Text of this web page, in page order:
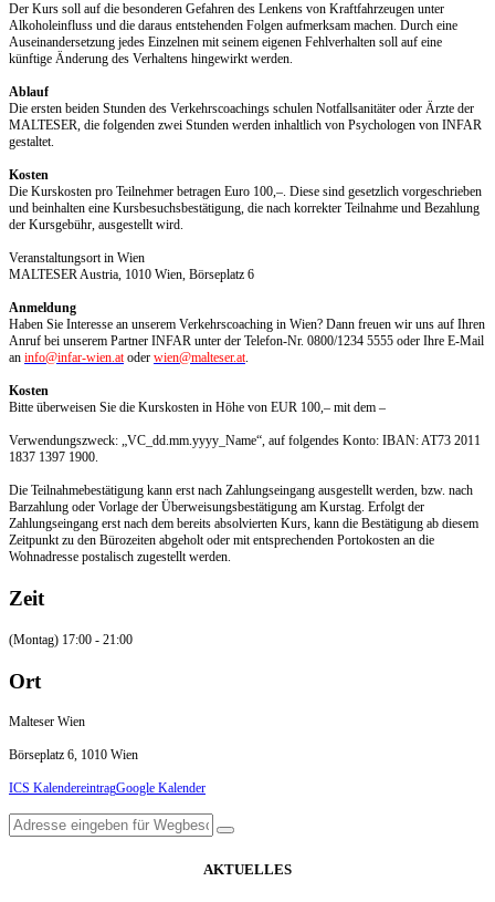
Der Kurs soll auf die besonderen Gefahren des Lenkens von Kraftfahrzeugen unter
Alkoholeinfluss und die daraus entstehenden Folgen aufmerksam machen. Durch eine
Auseinandersetzung jedes Einzelnen mit seinem eigenen Fehlverhalten soll auf eine
künftige Änderung des Verhaltens hingewirkt werden.
Ablauf
Die ersten beiden Stunden des Verkehrscoachings schulen Notfallsanitäter oder Ärzte der
MALTESER, die folgenden zwei Stunden werden inhaltlich von Psychologen von INFAR
gestaltet.
Kosten
Die Kurskosten pro Teilnehmer betragen Euro 100,–. Diese sind gesetzlich vorgeschrieben
und beinhalten eine Kursbesuchsbestätigung, die nach korrekter Teilnahme und Bezahlung
der Kursgebühr, ausgestellt wird.
Veranstaltungsort in Wien
MALTESER Austria, 1010 Wien, Börseplatz 6
Anmeldung
Haben Sie Interesse an unserem Verkehrscoaching in Wien? Dann freuen wir uns auf Ihren
Anruf bei unserem Partner INFAR unter der Telefon-Nr. 0800/1234 5555 oder Ihre E-Mail
an info@infar-wien.atoder wien@malteser.at.
Kosten
Bitte überweisen Sie die Kurskosten in Höhe von EUR 100,– mit dem –
Verwendungszweck: „VC_dd.mm.yyyy_Name“, auf folgendes Konto: IBAN: AT73 2011
1837 1397 1900.
Die Teilnahmebestätigung kann erst nach Zahlungseingang ausgestellt werden, bzw. nach
Barzahlung oder Vorlage der Überweisungsbestätigung am Kurstag. Erfolgt der
Zahlungseingang erst nach dem bereits absolvierten Kurs, kann die Bestätigung ab diesem
Zeitpunkt zu den Bürozeiten abgeholt oder mit entsprechenden Portokosten an die
Wohnadresse postalisch zugestellt werden.
Zeit
(Montag) 17:00 - 21:00
Ort
Malteser Wien
Börseplatz 6, 1010 Wien
ICS KalendereintragGoogle Kalender
AKTUELLES